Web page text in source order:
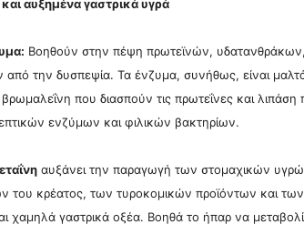
αυξημένα γαστρικά υγρά
Βοηθούν στην πέψη πρωτεϊνών,
από την δυσπεψία. Τα ένζυμα, συνήθως, είναι
που διασπούν τις πρωτεΐνες και
ενζύμων και φιλικών βακτηρίων.
αυξάνει την παραγωγή των στομαχικών
του κρέατος, των τυροκομικών προϊόντων και των
χαμηλά γαστρικά οξέα. Βοηθά το ήπαρ να